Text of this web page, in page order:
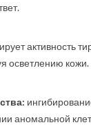
активность
осветлению кожи.
аномальной